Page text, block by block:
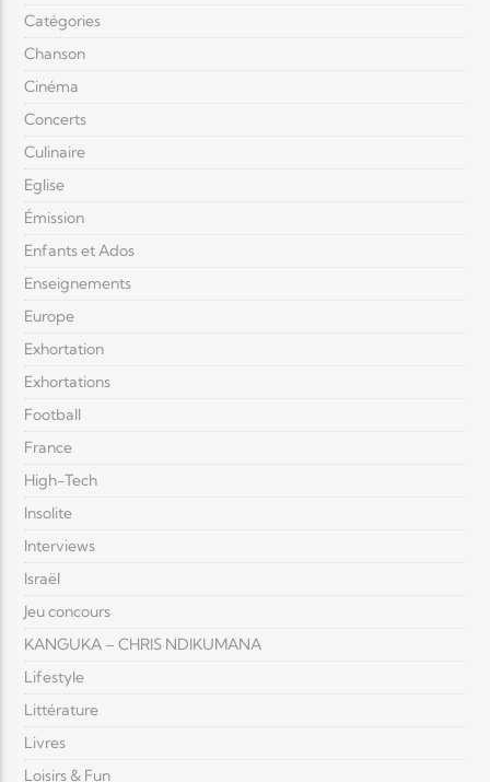
Catégories
Chanson
Cinéma
Concerts
Culinaire
Eglise
Émission
Enfants et Ados
Enseignements
Europe
Exhortation
Exhortations
Football
France
High-Tech
Insolite
Interviews
Israël
Jeu concours
KANGUKA – CHRIS NDIKUMANA
Lifestyle
Littérature
Livres
Loisirs & Fun